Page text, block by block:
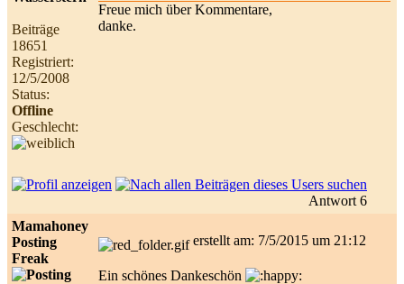
Beiträge
18651
Registriert:
12/5/2008
Status:
Offline
Geschlecht:
Freue mich über Kommentare,
danke.
Antwort 6
Mamahoney
Posting
Freak
erstellt am: 7/5/2015 um 21:12
Ein schönes Dankeschön